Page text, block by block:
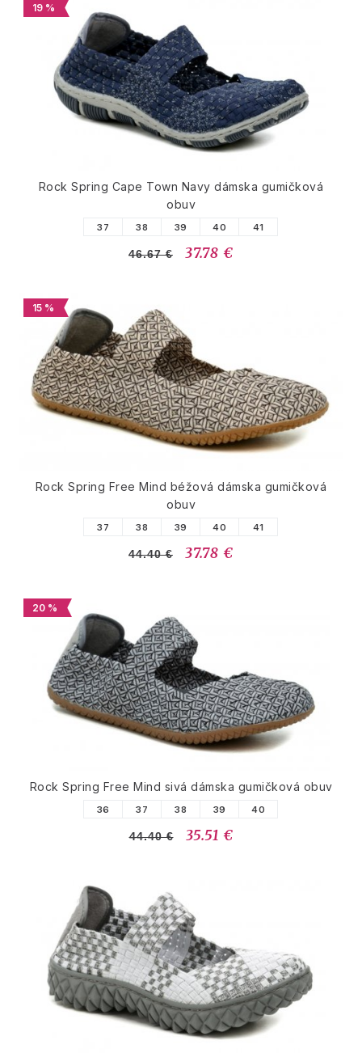
19 %
Rock Spring Cape Town Navy dámska gumičková
obuv
37 38 39 40 41
46.67 € 37.78 €
15 %
Rock Spring Free Mind béžová dámska gumičková
obuv
37 38 39 40 41
44.40 € 37.78 €
20 %
Rock Spring Free Mind sivá dámska gumičková obuv
36 37 38 39 40
44.40 € 35.51 €